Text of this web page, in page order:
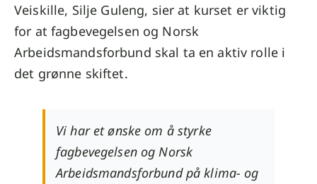
Veiskille, Silje Guleng, sier at kurset er viktig
for at fagbevegelsen og Norsk
Arbeidsmandsforbund skal ta en aktiv rolle i
det grønne skiftet.
Vi har et ønske om å styrke
fagbevegelsen og Norsk
Arbeidsmandsforbund på klima- og